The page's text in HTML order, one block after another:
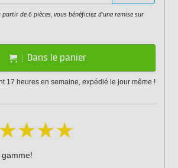
partir de 6 pièces, vous bénéficiez d'une remise sur
Dans le panier
17 heures en semaine, expédié le jour même !